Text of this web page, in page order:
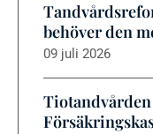
behöver den
09 juli 2026